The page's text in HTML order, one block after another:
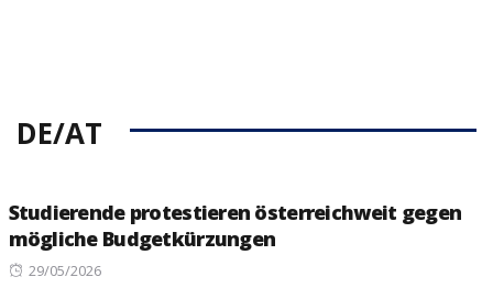
DE/AT
Studierende protestieren österreichweit gegen
mögliche Budgetkürzungen
Posted
29/05/2026